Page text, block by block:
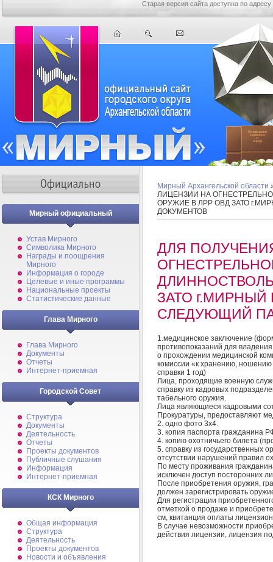
Старая версия сайта доступна по адресу
Мирный официальный
Устав Мирного
Символика Мирного
Награды и поощрения
Мирного
Информация о городе
Целевые и иные программы
Национальные проекты
Статистические данные
Глава Мирного
Глава Мирного
Документы
Отчеты
Интернет-приемная
Городской Совет
Структура
Документы
Деятельность
Отчеты
Проекты документов
Публичные слушания
Информация
Интернет-приемная
КСК Мирного
Общая информация
Структура
Деятельность
Проекты документов
Новости и объявления
Мирный Архангельской области
ЛИЦЕНЗИИ НА
ОРУЖИЕ В ЛРР ОВД ЗАТО
ДОКУМЕНТОВ
ДЛЯ
ЗАТО
СЛЕДУЮЩИЙ
1.медицинское заключение
противопоказаний для
о прохождении медицинской
комиссии «к хранению, ношению
справки 1 год)
Лица, проходящие военную
справку из кадровых
табельного оружия.
Лица являющиеся кадровыми
Прокуратуры, предоставляют
2. одно фото 3х4.
3. копия паспорта гражданина
4. копию охотничьего билета
5. справку из государственных
отсутствии нарушений правил
По месту проживания
исключен доступ посторонних
После приобретения оружия,
должен зарегистрировать
Для регистрации
отметкой о продаже и
см, квитанция оплаты
В случае невозможности
действия лицензии, лицензия